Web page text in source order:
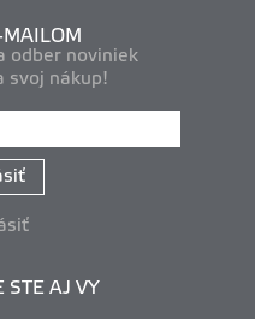
MAILOM
odber noviniek
svoj nákup!
STE AJ VY